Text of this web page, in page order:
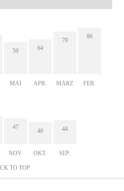
59
MAI
64
APR.
79
MÄRZ
86
FEB.
47
NOV.
40
OKT.
44
SEP.
TO TOP